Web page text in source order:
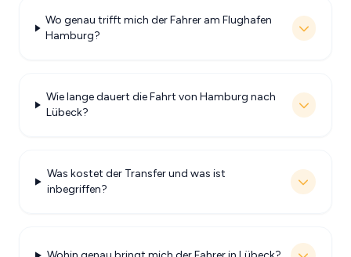
Wo genau trifft mich der Fahrer am Flughafen
Hamburg?
Wie lange dauert die Fahrt von Hamburg nach
Lübeck?
Was kostet der Transfer und was ist
inbegriffen?